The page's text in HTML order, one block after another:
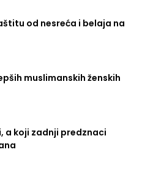
od nesreća i belaja na
muslimanskih ženskih
a koji zadnji predznaci